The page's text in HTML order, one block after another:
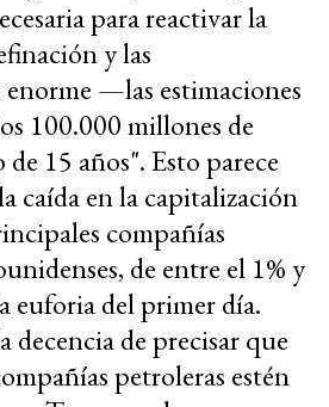
para reactivar la
y las
enorme —las estimaciones
100.000 millones de
15 años". Esto parece
caída en la capitalización
compañías
de entre el 1% y
euforia del primer día.
decencia de precisar que
petroleras estén